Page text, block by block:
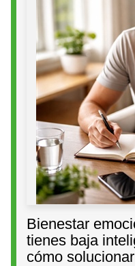
Bienestar
tienes baja
cómo